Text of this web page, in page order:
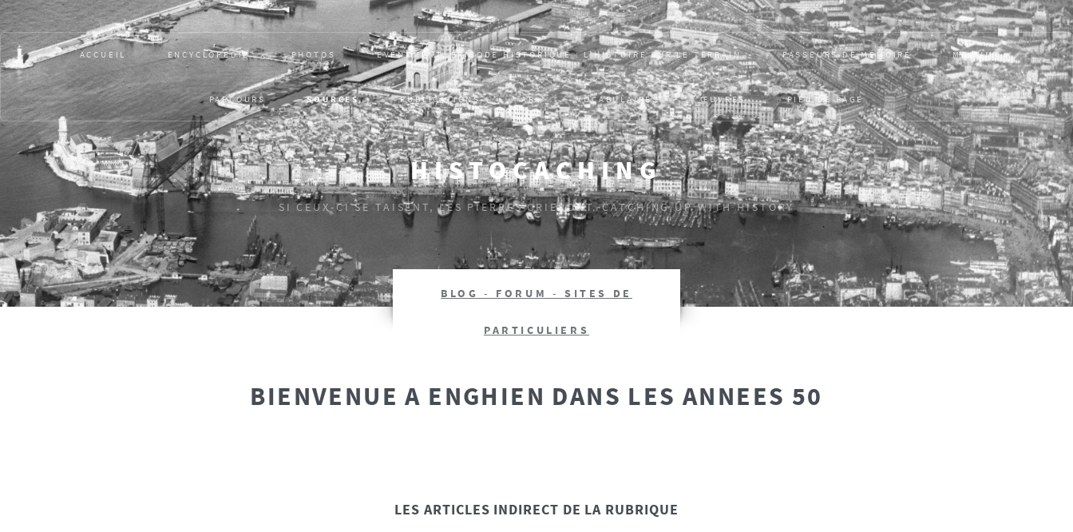
HISTOCACHING
SI CEUX-CI SE TAISENT, LES PIERRES CRIERONT. CATCHING UP WITH HISTORY
ACCUEIL ENCYCLOPÉDIE PHOTOS EVÈNEMENT, ÉPISODE HISTORIQUE : L’HISTOIRE SUR LE TERRAIN PASSEURS DE MÉMOIRE MONUM
PARCOURS SOURCES PUBLICATIONS AR VOCABULAIRES ŒUVRES PIED DE PAGE
BLOG - FORUM - SITES DE
PARTICULIERS
BIENVENUE A ENGHIEN DANS LES ANNEES 50
LES ARTICLES INDIRECT DE LA RUBRIQUE